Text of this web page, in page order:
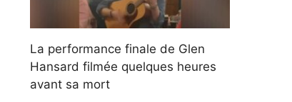
La performance finale de Glen
Hansard filmée quelques heures
avant sa mort